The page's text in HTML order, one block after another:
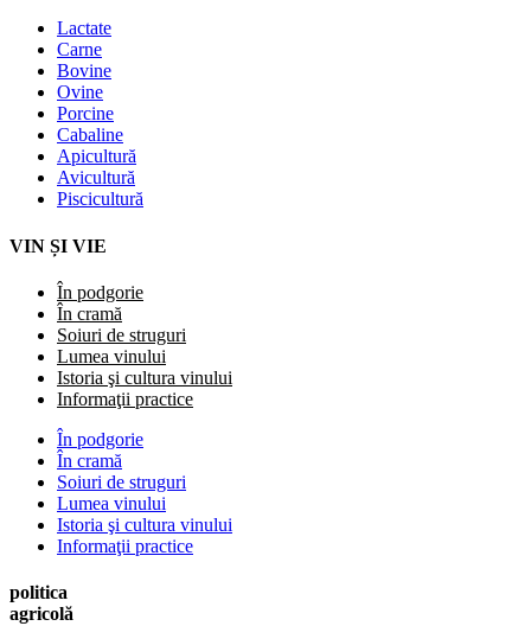
Lactate
Carne
Bovine
Ovine
Porcine
Cabaline
Apicultură
Avicultură
Piscicultură
VIN ȘI VIE
În podgorie
În cramă
Soiuri de struguri
Lumea vinului
Istoria şi cultura vinului
Informaţii practice
În podgorie
În cramă
Soiuri de struguri
Lumea vinului
Istoria şi cultura vinului
Informaţii practice
politica
agricolă